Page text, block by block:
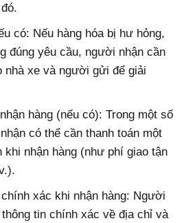
có: Nếu hàng hóa bị hư hỏng,
đúng yêu cầu, người nhận cần
nhà xe và người gửi để giải
hàng (nếu có):Trong một số
có thể cần thanh toán một
khi nhận hàng (như phí giao tận
xác khi nhận hàng: Người
tin chính xác về địa chỉ và